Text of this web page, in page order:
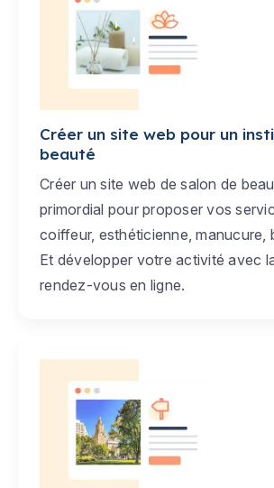
Créer un site web pour un
beauté
Créer un site web de salon de
primordial pour proposer vos
coiffeur, esthéticienne, manucure,
Et développer votre activité avec
rendez-vous en ligne.